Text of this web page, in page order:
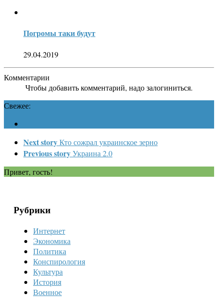
Погромы таки будут
29.04.2019
Комментарии
Чтобы добавить комментарий, надо залогиниться.
Свежее:
Next storyКто сожрал украинское зерно
Previous storyУкраина 2.0
Привет, гость!
Рубрики
Интернет
Экономика
Политика
Конспирология
Культура
История
Военное